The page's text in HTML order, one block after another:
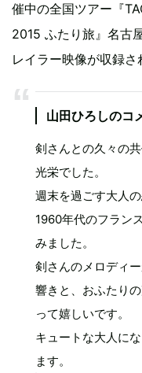
催中の全国ツアー『
2015 ふたり旅』名古
レイラー映像が収録さ
山田ひろしのコ
剣さんとの久々の
光栄でした。
週末を過ごす大人
1960年代のフラン
みました。
剣さんのメロディ
響きと、おふたり
って嬉しいです。
キュートな大人に
ます。